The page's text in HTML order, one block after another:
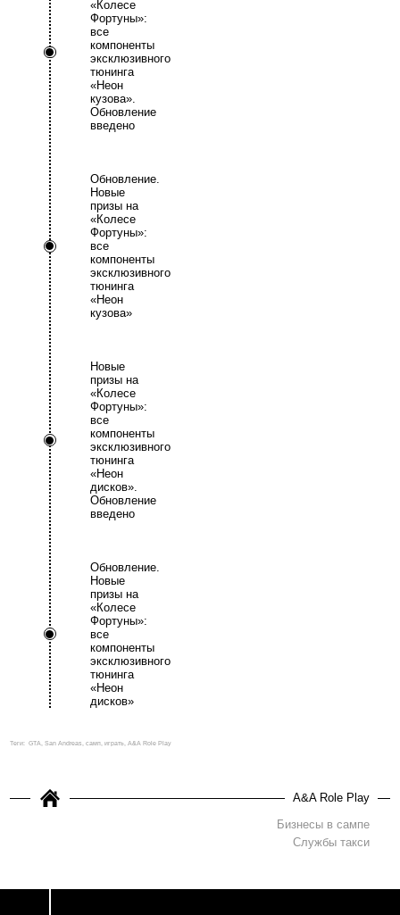
«Колесе
Фортуны»:
все
компоненты
эксклюзивного
тюнинга
«Неон
кузова».
Обновление
введено
Обновление.
Новые
призы на
«Колесе
Фортуны»:
все
компоненты
эксклюзивного
тюнинга
«Неон
кузова»
Новые
призы на
«Колесе
Фортуны»:
все
компоненты
эксклюзивного
тюнинга
«Неон
дисков».
Обновление
введено
Обновление.
Новые
призы на
«Колесе
Фортуны»:
все
компоненты
эксклюзивного
тюнинга
«Неон
дисков»
Теги: GTA, San Andreas, самп, играть, A&A Role Play
A&A Role Play
Бизнесы в сампе
Службы такси